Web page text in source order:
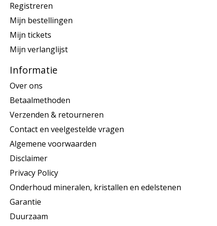
Registreren
Mijn bestellingen
Mijn tickets
Mijn verlanglijst
Informatie
Over ons
Betaalmethoden
Verzenden & retourneren
Contact en veelgestelde vragen
Algemene voorwaarden
Disclaimer
Privacy Policy
Onderhoud mineralen, kristallen en edelstenen
Garantie
Duurzaam